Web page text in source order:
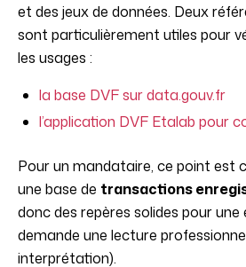
et des jeux de données. Deux
sont particulièrement utiles pour
les usages :
la base DVF sur data.gouv.fr
l’application DVF Etalab pour
Pour un mandataire, ce point est
une base de transactions
donc des repères solides pour
demande une lecture
interprétation).